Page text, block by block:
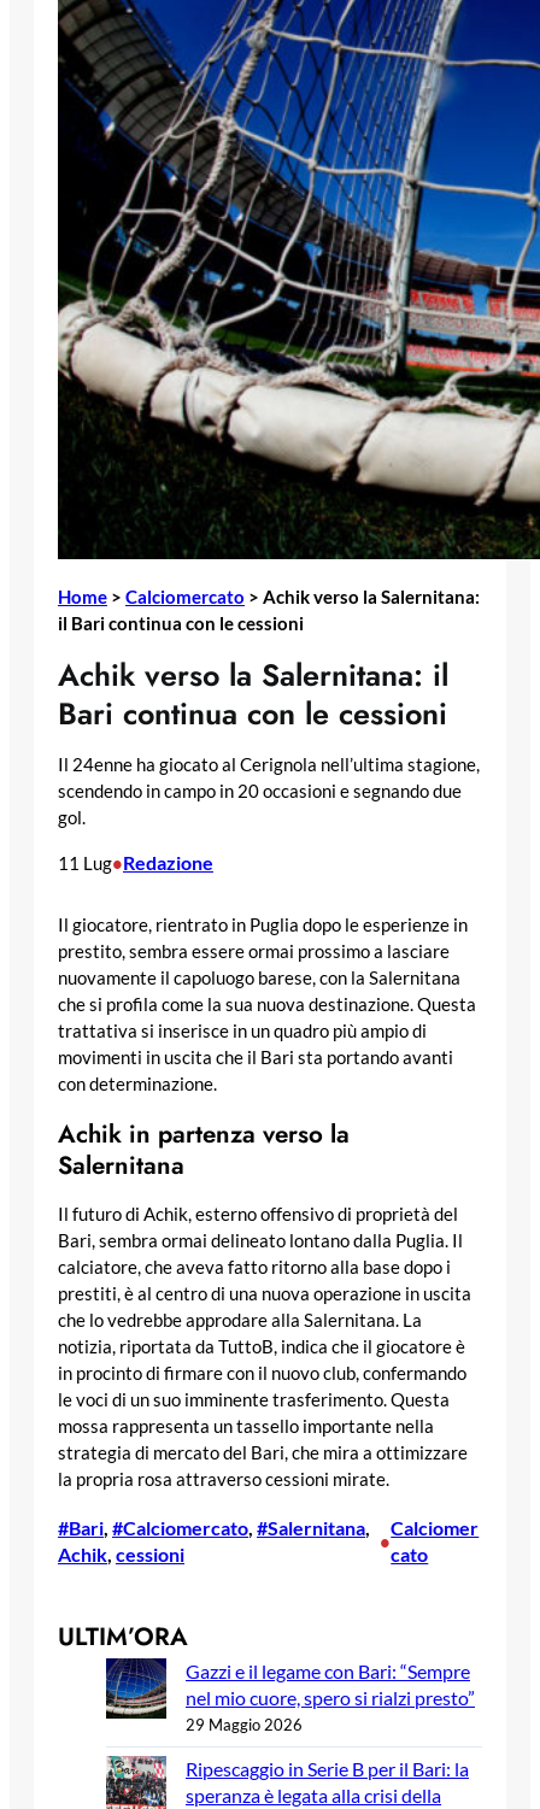
Home > Calciomercato > Achik verso la Salernitana:
il Bari continua con le cessioni
Achik verso la Salernitana: il
Bari continua con le cessioni
Il 24enne ha giocato al Cerignola nell’ultima stagione,
scendendo in campo in 20 occasioni e segnando due
gol.
11 Lug•Redazione
Il giocatore, rientrato in Puglia dopo le esperienze in
prestito, sembra essere ormai prossimo a lasciare
nuovamente il capoluogo barese, con la Salernitana
che si profila come la sua nuova destinazione. Questa
trattativa si inserisce in un quadro più ampio di
movimenti in uscita che il Bari sta portando avanti
con determinazione.
Achik in partenza verso la
Salernitana
Il futuro di Achik, esterno offensivo di proprietà del
Bari, sembra ormai delineato lontano dalla Puglia. Il
calciatore, che aveva fatto ritorno alla base dopo i
prestiti, è al centro di una nuova operazione in uscita
che lo vedrebbe approdare alla Salernitana. La
notizia, riportata da TuttoB, indica che il giocatore è
in procinto di firmare con il nuovo club, confermando
le voci di un suo imminente trasferimento. Questa
mossa rappresenta un tassello importante nella
strategia di mercato del Bari, che mira a ottimizzare
la propria rosa attraverso cessioni mirate.
#Bari, #Calciomercato, #Salernitana
Achik, cessioni
•
Calciomer
cato
ULTIM’ORA
Gazzi e il legame con Bari: “Sempre
nel mio cuore, spero si rialzi presto”
29 Maggio 2026
Ripescaggio in Serie B per il Bari: la
speranza è legata alla crisi della